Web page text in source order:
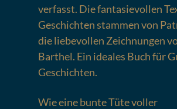
verfasst. Die fantasievollen
Geschichten stammen von
die liebevollen Zeichnungen
Barthel. Ein ideales Buch für
Geschichten.
Wie eine bunte Tüte voller